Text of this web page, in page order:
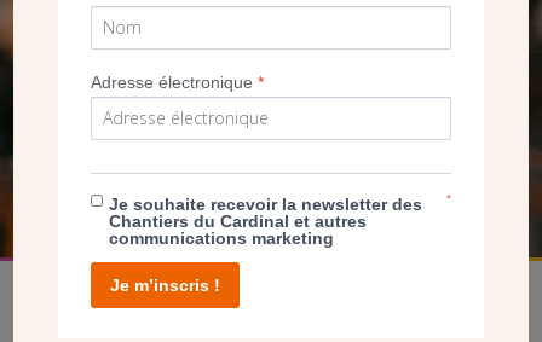
SEUL VOTRE DON
NOUS PERMET D’AGIR
FAIRE UN DON
Adresse électronique*
Je souhaite recevoir la newsletter des
Chantiers du Cardinal et autres
communications marketing
*
Je m’inscris !